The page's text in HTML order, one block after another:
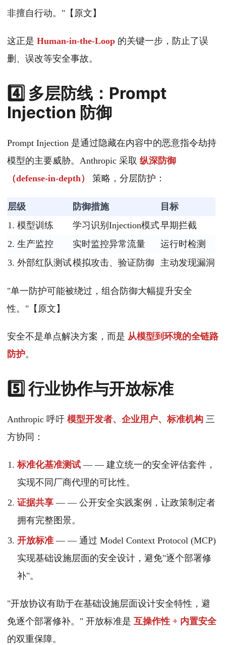
非擅自行动。"【原文】
这正是 Human‑in‑the‑Loop 的关键一步，防止了误
删、误改等安全事故。
4️⃣ 多层防线：Prompt
Injection 防御
Prompt Injection 是通过隐藏在内容中的恶意指令劫持
模型的主要威胁。Anthropic 采取 纵深防御
（defense‑in‑depth）
策略，分层防护：
层级 防御措施
目标
1. 模型训练
学习识别Injection模式早期拦截
2. 生产监控
实时监控异常流量
运行时检测
3. 外部红队测试模拟攻击、验证防御 主动发现漏洞
"单一防护可能被绕过，组合防御大幅提升安全
性。"【原文】
安全不是单点解决方案，而是 从模型到环境的全链路
防护。
5️⃣ 行业协作与开放标准
Anthropic 呼吁 模型开发者、企业用户、标准机构 三
方协同：
标准化基准测试 — — 建立统一的安全评估套件，
实现不同厂商代理的可比性。
证据共享 — — 公开安全实践案例，让政策制定者
拥有完整图景。
开放标准— — 通过 Model Context Protocol (MCP)
实现基础设施层面的安全设计，避免"逐个部署修
补"。
"开放协议有助于在基础设施层面设计安全特性，避
免逐个部署修补。" 开放标准是 互操作性 + 内置安全
的双重保障。